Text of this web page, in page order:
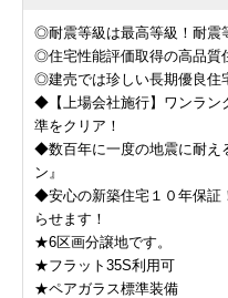
◎耐震等級は最高等級！耐震
◎住宅性能評価取得の高品質
◎建売では珍しい長期優良住
◆【上場会社施行】ワンラン
準をクリア！
◆数百年に一度の地震に耐え
ン』
◆安心の新築住宅１０年保証
らせます！
★6区画分譲地です。
★フラット35S利用可
★ペアガラス標準装備